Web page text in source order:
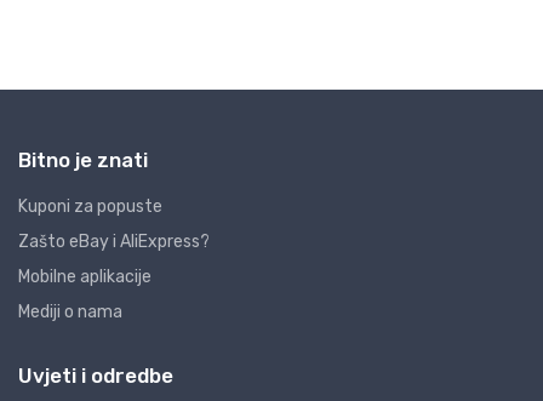
Bitno je znati
Kuponi za popuste
Zašto eBay i AliExpress?
Mobilne aplikacije
Mediji o nama
Uvjeti i odredbe